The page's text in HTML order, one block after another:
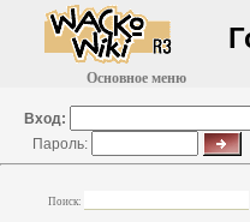
Основное меню
Вход:
Пароль:
Поиск: